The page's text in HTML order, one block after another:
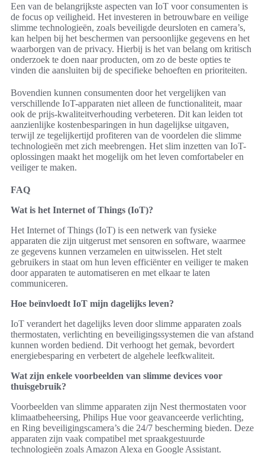
Een van de belangrijkste aspecten van IoT voor consumenten is
de focus op veiligheid. Het investeren in betrouwbare en veilige
slimme technologieën, zoals beveiligde deursloten en camera’s,
kan helpen bij het beschermen van persoonlijke gegevens en het
waarborgen van de privacy. Hierbij is het van belang om kritisch
onderzoek te doen naar producten, om zo de beste opties te
vinden die aansluiten bij de specifieke behoeften en prioriteiten.
Bovendien kunnen consumenten door het vergelijken van
verschillende IoT-apparaten niet alleen de functionaliteit, maar
ook de prijs-kwaliteitverhouding verbeteren. Dit kan leiden tot
aanzienlijke kostenbesparingen in hun dagelijkse uitgaven,
terwijl ze tegelijkertijd profiteren van de voordelen die slimme
technologieën met zich meebrengen. Het slim inzetten van IoT-
oplossingen maakt het mogelijk om het leven comfortabeler en
veiliger te maken.
FAQ
Wat is het Internet of Things (IoT)?
Het Internet of Things (IoT) is een netwerk van fysieke
apparaten die zijn uitgerust met sensoren en software, waarmee
ze gegevens kunnen verzamelen en uitwisselen. Het stelt
gebruikers in staat om hun leven efficiënter en veiliger te maken
door apparaten te automatiseren en met elkaar te laten
communiceren.
Hoe beïnvloedt IoT mijn dagelijks leven?
IoT verandert het dagelijks leven door slimme apparaten zoals
thermostaten, verlichting en beveiligingssystemen die van afstand
kunnen worden bediend. Dit verhoogt het gemak, bevordert
energiebesparing en verbetert de algehele leefkwaliteit.
Wat zijn enkele voorbeelden van slimme devices voor
thuisgebruik?
Voorbeelden van slimme apparaten zijn Nest thermostaten voor
klimaatbeheersing, Philips Hue voor geavanceerde verlichting,
en Ring beveiligingscamera’s die 24/7 bescherming bieden. Deze
apparaten zijn vaak compatibel met spraakgestuurde
technologieën zoals Amazon Alexa en Google Assistant.